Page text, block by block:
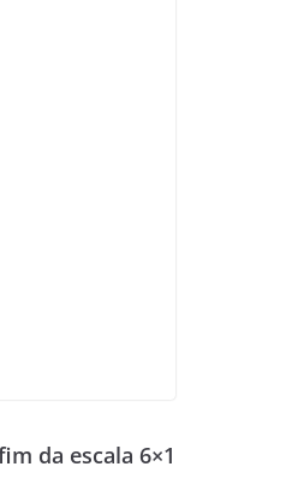
da escala 6×1